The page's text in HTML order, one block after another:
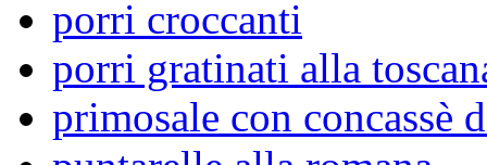
porri croccanti
porri gratinati alla
primosale con concassè